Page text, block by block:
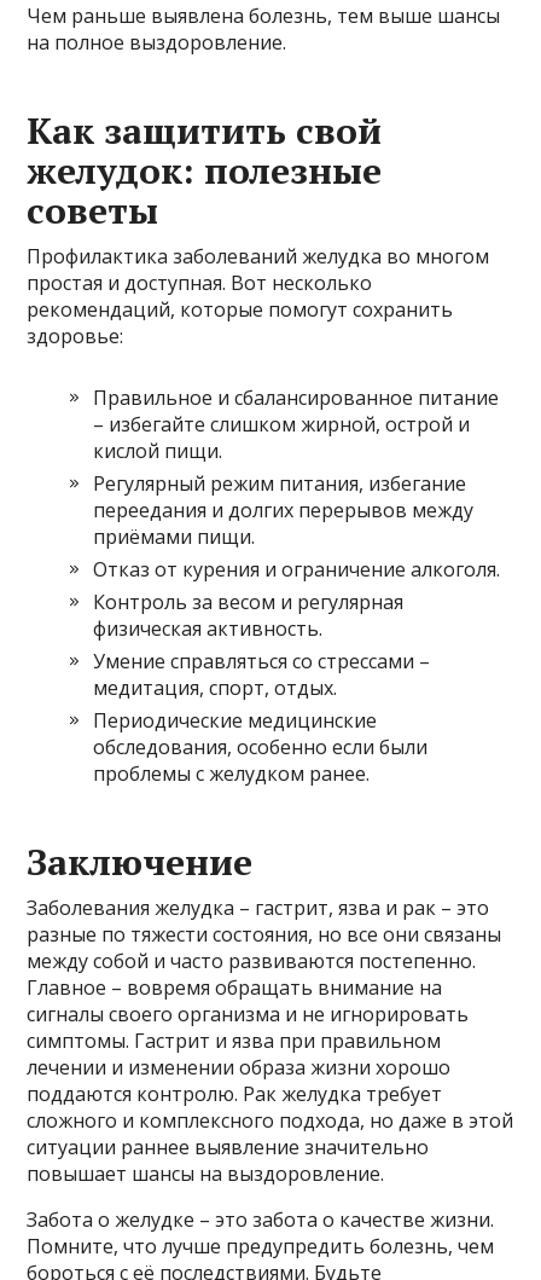
Чем раньше выявлена болезнь, тем выше шансы
на полное выздоровление.
Как защитить свой
желудок: полезные
советы
Профилактика заболеваний желудка во многом
простая и доступная. Вот несколько
рекомендаций, которые помогут сохранить
здоровье:
Правильное и сбалансированное питание
– избегайте слишком жирной, острой и
кислой пищи.
Регулярный режим питания, избегание
переедания и долгих перерывов между
приёмами пищи.
Отказ от курения и ограничение алкоголя.
Контроль за весом и регулярная
физическая активность.
Умение справляться со стрессами –
медитация, спорт, отдых.
Периодические медицинские
обследования, особенно если были
проблемы с желудком ранее.
Заключение
Заболевания желудка – гастрит, язва и рак – это
разные по тяжести состояния, но все они связаны
между собой и часто развиваются постепенно.
Главное – вовремя обращать внимание на
сигналы своего организма и не игнорировать
симптомы. Гастрит и язва при правильном
лечении и изменении образа жизни хорошо
поддаются контролю. Рак желудка требует
сложного и комплексного подхода, но даже в этой
ситуации раннее выявление значительно
повышает шансы на выздоровление.
Забота о желудке – это забота о качестве жизни.
Помните, что лучше предупредить болезнь, чем
бороться с её последствиями. Будьте